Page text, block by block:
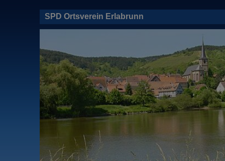
SPD Ortsverein Erlabrunn